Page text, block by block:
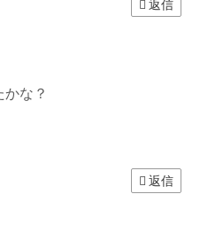
返信
な？
返信